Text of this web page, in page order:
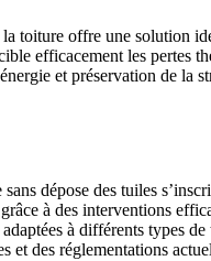
toiture offre une solution
efficacement les pertes
et préservation de la
dépose des tuiles
à des interventions
à différents types
et des réglementations